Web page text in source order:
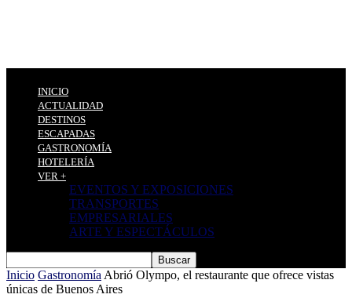
INICIO
ACTUALIDAD
DESTINOS
ESCAPADAS
GASTRONOMÍA
HOTELERÍA
VER +
EVENTOS Y EXPOSICIONES
TRANSPORTES
EMPRESARIALES
ARTE Y ESPECTÁCULOS
Inicio Gastronomía Abrió Olympo, el restaurante que ofrece vistas
únicas de Buenos Aires